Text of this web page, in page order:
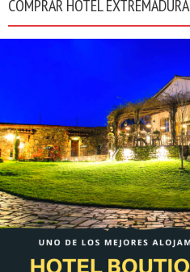
COMPRAR HOTEL EXTREMADURA